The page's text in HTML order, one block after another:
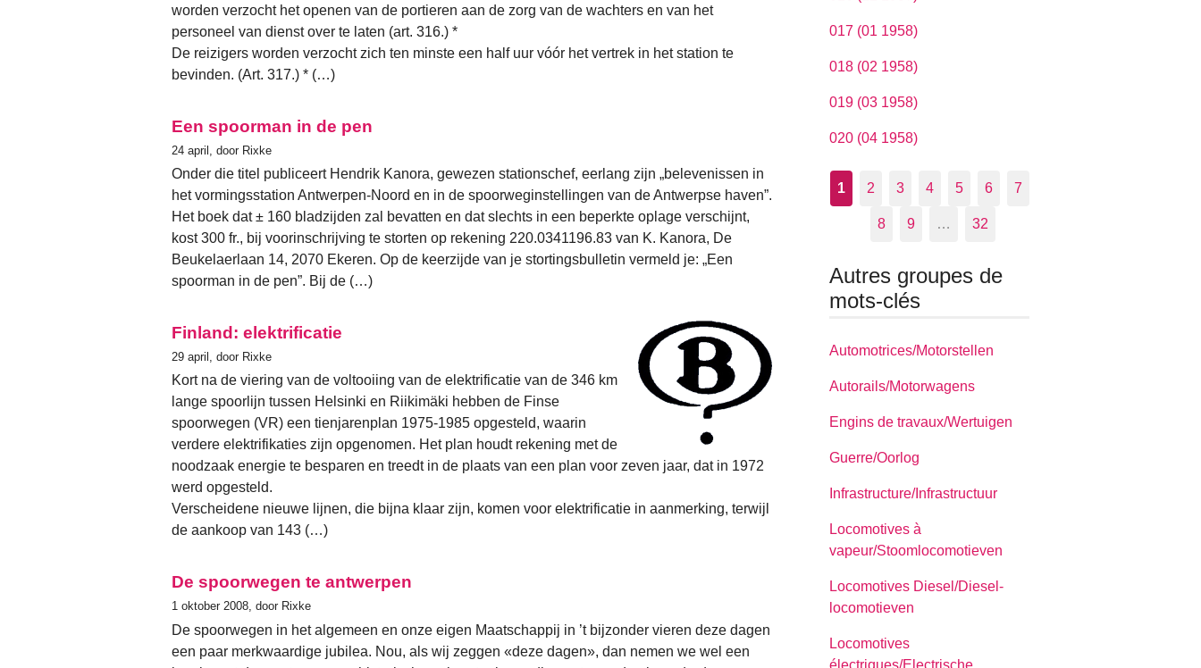
worden verzocht het openen van de portieren aan de zorg van de wachters en van het
personeel van dienst over te laten (art. 316.) *
De reizigers worden verzocht zich ten minste een half uur vóór het vertrek in het station te
bevinden. (Art. 317.) * (…)
Een spoorman in de pen
24 april, door Rixke
Onder die titel publiceert Hendrik Kanora, gewezen stationschef, eerlang zijn „belevenissen in
het vormingsstation Antwerpen-Noord en in de spoorweginstellingen van de Antwerpse haven”.
Het boek dat ± 160 bladzijden zal bevatten en dat slechts in een beperkte oplage verschijnt,
kost 300 fr., bij voorinschrijving te storten op rekening 220.0341196.83 van K. Kanora, De
Beukelaerlaan 14, 2070 Ekeren. Op de keerzijde van je stortingsbulletin vermeld je: „Een
spoorman in de pen”. Bij de (…)
Finland: elektrificatie
29 april, door Rixke
Kort na de viering van de voltooiing van de elektrificatie van de 346 km
lange spoorlijn tussen Helsinki en Riikimäki hebben de Finse
spoorwegen (VR) een tienjarenplan 1975-1985 opgesteld, waarin
verdere elektrifikaties zijn opgenomen. Het plan houdt rekening met de
noodzaak energie te besparen en treedt in de plaats van een plan voor zeven jaar, dat in 1972
werd opgesteld.
Verscheidene nieuwe lijnen, die bijna klaar zijn, komen voor elektrificatie in aanmerking, terwijl
de aankoop van 143 (…)
De spoorwegen te antwerpen
1 oktober 2008, door Rixke
De spoorwegen in het algemeen en onze eigen Maatschappij in ’t bijzonder vieren deze dagen
een paar merkwaardige jubilea. Nou, als wij zeggen «deze dagen», dan nemen we wel een
017 (01 1958)
018 (02 1958)
019 (03 1958)
020 (04 1958)
1 2 3 4 5 6 7
8 9 … 32
Autres groupes de
mots-clés
Automotrices/Motorstellen
Autorails/Motorwagens
Engins de travaux/Wertuigen
Guerre/Oorlog
Infrastructure/Infrastructuur
Locomotives à
vapeur/Stoomlocomotieven
Locomotives Diesel/Diesel-
locomotieven
Locomotives
électriques/Electrische